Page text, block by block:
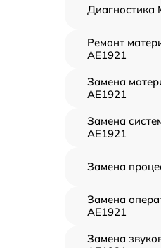
Диагностика
Ремонт
AE1921
Замена
AE1921
Замена
AE1921
Замена
Замена
AE1921
Замена